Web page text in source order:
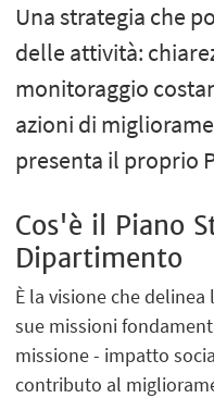
Una strategia che
delle attività:
monitoraggio
azioni di
presenta il proprio
Cos'è il Piano
Dipartimento
È la visione che
sue missioni
missione - impatto
contributo al